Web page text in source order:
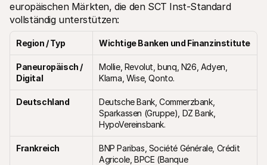
europäischen Märkten, die den SCT Inst-Standard
vollständig unterstützen:
Region / Typ Wichtige Banken und Finanzinstitute
Paneuropäisch /
Digital
Mollie, Revolut, bunq, N26, Adyen,
Klarna, Wise, Qonto.
Deutschland
Deutsche Bank, Commerzbank,
Sparkassen (Gruppe), DZ Bank,
HypoVereinsbank.
Frankreich
BNP Paribas, Société Générale, Crédit
Agricole, BPCE (Banque